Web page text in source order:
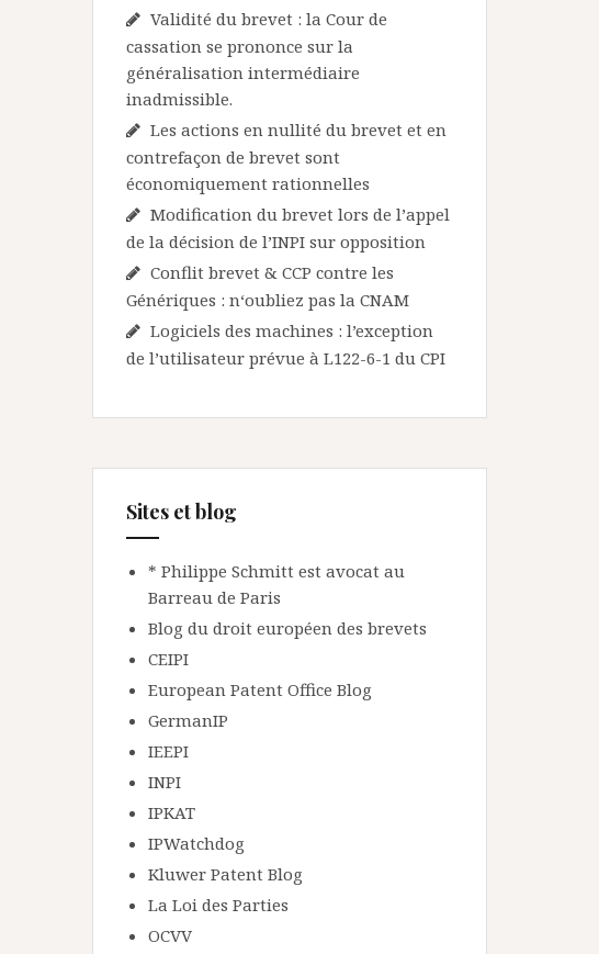
Validité du brevet : la Cour de
cassation se prononce sur la
généralisation intermédiaire
inadmissible.
Les actions en nullité du brevet et en
contrefaçon de brevet sont
économiquement rationnelles
Modification du brevet lors de l’appel
de la décision de l’INPI sur opposition
Conflit brevet & CCP contre les
Génériques : n‘oubliez pas la CNAM
Logiciels des machines : l’exception
de l’utilisateur prévue à L122-6-1 du CPI
Sites et blog
* Philippe Schmitt est avocat au
Barreau de Paris
Blog du droit européen des brevets
CEIPI
European Patent Office Blog
GermanIP
IEEPI
INPI
IPKAT
IPWatchdog
Kluwer Patent Blog
La Loi des Parties
OCVV